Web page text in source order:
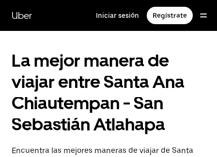
contenido
principal
Uber Iniciar sesión Regístrate
La mejor manera de
viajar entre Santa Ana
Chiautempan - San
Sebastián Atlahapa
Encuentra las mejores maneras de viajar de Santa